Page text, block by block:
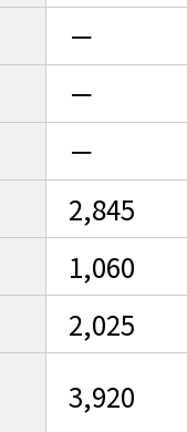
－
－
－
2,845
1,060
2,025
3,920